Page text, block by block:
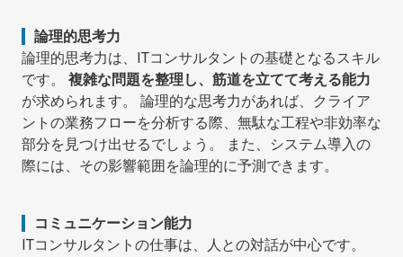
論理的思考力
論理的思考力は、ITコンサルタントの基礎となるスキル
です。 複雑な問題を整理し、筋道を立てて考える能力
が求められます。 論理的な思考力があれば、クライア
ントの業務フローを分析する際、無駄な工程や非効率な
部分を見つけ出せるでしょう。 また、システム導入の
際には、その影響範囲を論理的に予測できます。
コミュニケーション能力
ITコンサルタントの仕事は、人との対話が中心です。